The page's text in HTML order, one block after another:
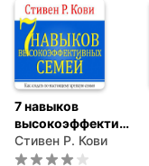
7 навыков
высокоэффективных
семей
Стивен Р. Кови